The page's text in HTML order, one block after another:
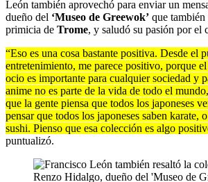
León también aprovechó para enviar un
dueño del ‘Museo de Greewok’ que
primicia de Trome, y saludó su pasión por el
“Eso es una cosa bastante positiva. Desde el
entretenimiento, me parece positivo, porque
ocio es importante para cualquier sociedad y
anime no es parte de la vida de todo el
que la gente piensa que todos los japoneses
pensar que todos los japoneses saben karate,
sushi. Pienso que esa colección es algo
puntualizó.